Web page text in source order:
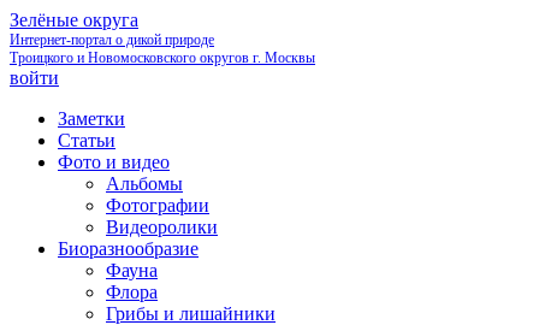
Зелёные округа
Интернет-портал о дикой природе
Троицкого и Новомосковского округов г. Москвы
войти
Заметки
Статьи
Фото и видео
Альбомы
Фотографии
Видеоролики
Биоразнообразие
Фауна
Флора
Грибы и лишайники